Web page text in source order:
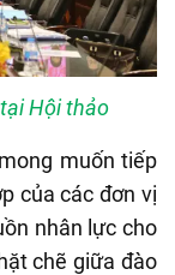
Hội thảo
muốn tiếp
của các đơn vị
nhân lực cho
chẽ giữa đào